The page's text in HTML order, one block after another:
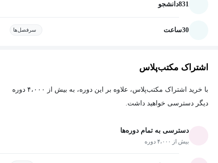
831دانشجو
30ساعت سرفصل‌ها
اشتراک مکتب‌پلاس
با خرید اشتراک مکتب‌پلاس، علاوه بر این دوره، به بیش از ۴،۰۰۰ دوره
دیگر دسترسی خواهید داشت.
دسترسی به تمام دوره‌ها
بیش از ۴،۰۰۰ دوره